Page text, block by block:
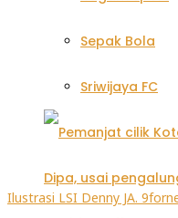
Sepak Bola
Sriwijaya FC
Ilustrasi LSI Denny JA.